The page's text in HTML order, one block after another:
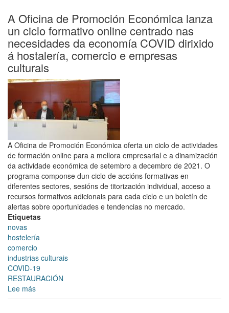
segunda
edición
de
Compostela
Somos
Cultura,
ten
como
obxectivos
apoiar
sector
e
incentivar
o
consumo
de
produtos
culturais
a
local
A Oficina de Promoción Económica lanza
un ciclo formativo online centrado nas
necesidades da economía COVID dirixido
á hostalería, comercio e empresas
culturais
A Oficina de Promoción Económica oferta un ciclo de actividades
de formación online para a mellora empresarial e a dinamización
da actividade económica de setembro a decembro de 2021. O
programa componse dun ciclo de accións formativas en
diferentes sectores, sesións de titorización individual, acceso a
recursos formativos adicionais para cada ciclo e un boletín de
alertas sobre oportunidades e tendencias no mercado.
Etiquetas
novas
hostelería
comercio
industrias culturais
COVID-19
RESTAURACIÓN
Lee más
A